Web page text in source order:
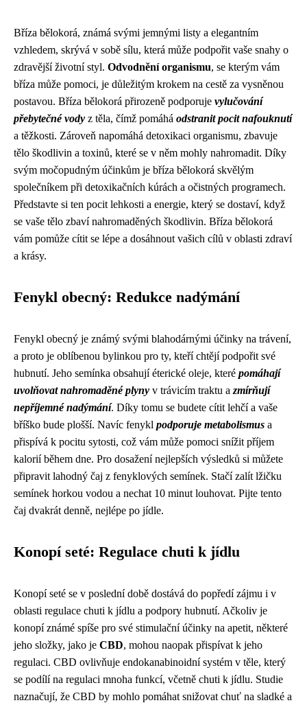
Bříza bělokorá, známá svými jemnými listy a elegantním
vzhledem, skrývá v sobě sílu, která může podpořit vaše snahy o
zdravější životní styl. Odvodnění organismu, se kterým vám
bříza může pomoci, je důležitým krokem na cestě za vysněnou
postavou. Bříza bělokorá přirozeně podporuje vylučování
přebytečné vody z těla, čímž pomáhá odstranit pocit nafouknutí
a těžkosti. Zároveň napomáhá detoxikaci organismu, zbavuje
tělo škodlivin a toxinů, které se v něm mohly nahromadit. Díky
svým močopudným účinkům je bříza bělokorá skvělým
společníkem při detoxikačních kúrách a očistných programech.
Představte si ten pocit lehkosti a energie, který se dostaví, když
se vaše tělo zbaví nahromaděných škodlivin. Bříza bělokorá
vám pomůže cítit se lépe a dosáhnout vašich cílů v oblasti zdraví
a krásy.
Fenykl obecný: Redukce nadýmání
Fenykl obecný je známý svými blahodárnými účinky na trávení,
a proto je oblíbenou bylinkou pro ty, kteří chtějí podpořit své
hubnutí. Jeho semínka obsahují éterické oleje, které pomáhají
uvolňovat nahromaděné plyny v trávicím traktu a zmírňují
nepříjemné nadýmání. Díky tomu se budete cítit lehčí a vaše
bříško bude plošší. Navíc fenykl podporuje metabolismus a
přispívá k pocitu sytosti, což vám může pomoci snížit příjem
kalorií během dne. Pro dosažení nejlepších výsledků si můžete
připravit lahodný čaj z fenyklových semínek. Stačí zalít lžičku
semínek horkou vodou a nechat 10 minut louhovat. Pijte tento
čaj dvakrát denně, nejlépe po jídle.
Konopí seté: Regulace chuti k jídlu
Konopí seté se v poslední době dostává do popředí zájmu i v
oblasti regulace chuti k jídlu a podpory hubnutí. Ačkoliv je
konopí známé spíše pro své stimulační účinky na apetit, některé
jeho složky, jako je CBD, mohou naopak přispívat k jeho
regulaci. CBD ovlivňuje endokanabinoidní systém v těle, který
se podílí na regulaci mnoha funkcí, včetně chuti k jídlu. Studie
naznačují, že CBD by mohlo pomáhat snižovat chuť na sladké a